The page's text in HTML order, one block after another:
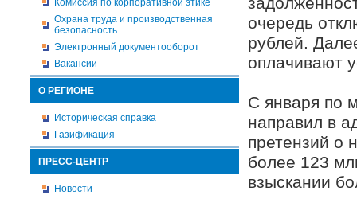
Комиссия по корпоративной этике
Охрана труда и производственная
безопасность
Электронный документооборот
Вакансии
О РЕГИОНЕ
Историческая справка
Газификация
ПРЕСС-ЦЕНТР
Новости
очередь
рублей.
оплачивают
С января по
направил в
претензий о
более 123
взыскании